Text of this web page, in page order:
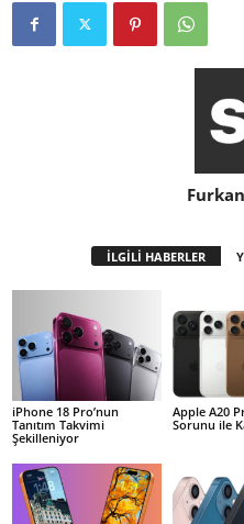
İLGİLİ HABERLER
iPhone 18 Pro’nun
Tanıtım Takvimi
Şekilleniyor
Apple A20
Sorunu ile